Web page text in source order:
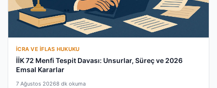
İCRA VE İFLAS HUKUKU
İİK 72 Menfi Tespit Davası: Unsurlar, Süreç ve 2026
Emsal Kararlar
7 Ağustos 20268 dk okuma